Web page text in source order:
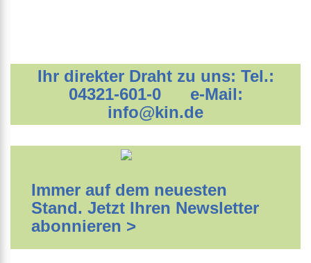
Ihr direkter Draht zu uns: Tel.:
04321-601-0 e-Mail:
info@kin.de
Immer auf dem neuesten
Stand. Jetzt Ihren Newsletter
abonnieren >